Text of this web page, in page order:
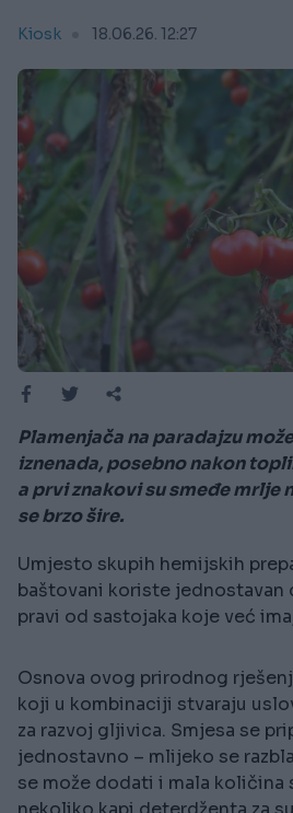
Kiosk 18.06.26. 12:27
Plamenjača na paradajzu
iznenada, posebno nakon
a prvi znakovi su smeđe mrlje
se brzo šire.
Umjesto skupih hemijskih
baštovani koriste jednostavan
pravi od sastojaka koje već
Osnova ovog prirodnog
koji u kombinaciji stvaraju
za razvoj gljivica. Smjesa se
jednostavno – mlijeko se
se može dodati i mala količina